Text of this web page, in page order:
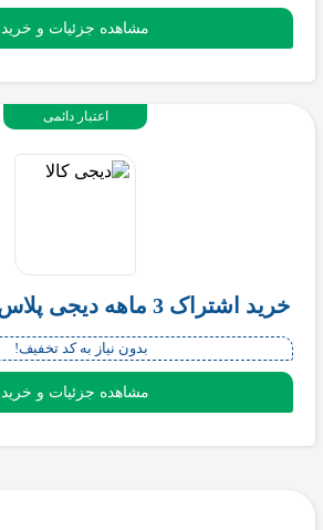
مشاهده جزئیات و خرید
خرید اشتراک 3 ماهه دیجی پلاس با 42% تخفیف
بدون نیاز به کد تخفیف!
مشاهده جزئیات و خرید
اعتبار دائمی